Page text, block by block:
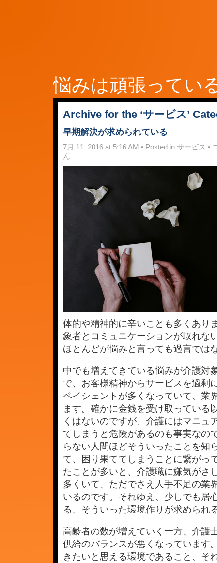
悩みは頑張ってい
Archive for the ‘サービス’
早期解決が求められている
7月 11, 2016 at 5:16 AM • Posted in サービス • 早
決
ん
体的や精神的に辛いことも多くあり
象者とコミュニケーションが取れな
ほとんどが悩みと言っても過言では
中でも増えてきている悩みが介護対
で、お客様精神からサービスを過剰
ペイシェントが多くなっていて、業
ます。確かに金銭を受け取っている
くはないのですが、介護にはマニュ
てしまうと危険があるのも事実なの
らない人間ほどそういったことを知
て、困り果ててしまうことに繋がっ
たことが多いと、介護職に嫌気がさ
多くいて、ただでさえ人手不足の業
いるのです。それゆえ、少しでも居
る、そういった環境作りが求められ
高齢者の数が増えていく一方、介護
供給のバランスが悪くなっています
きたいと思える環境であること、そ